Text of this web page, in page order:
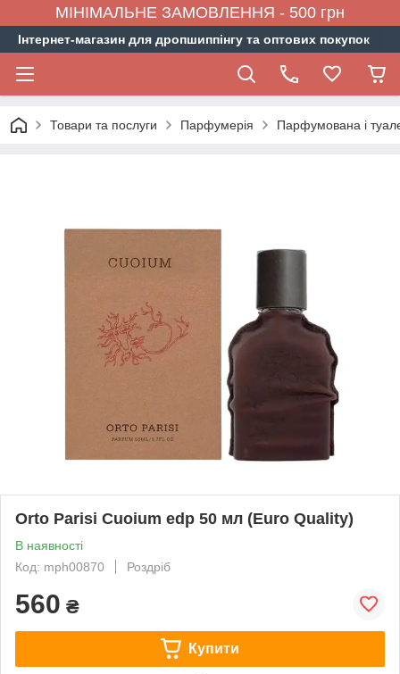
МІНІМАЛЬНЕ ЗАМОВЛЕННЯ - 500 грн
Інтернет-магазин для дропшиппінгу та оптових покупок
Товари та послуги Парфумерія Парфумована і
Orto Parisi Cuoium edp 50 мл (Euro Quality)
В наявності
Код: mph00870
Роздріб
560 ₴
Купити